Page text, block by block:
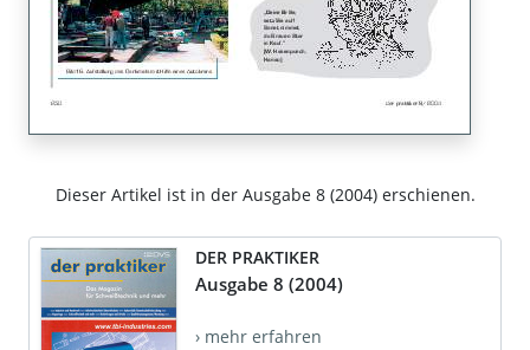
Dieser Artikel ist in der Ausgabe 8 (2004) erschienen.
DER PRAKTIKER
Ausgabe 8 (2004)
› mehr erfahren